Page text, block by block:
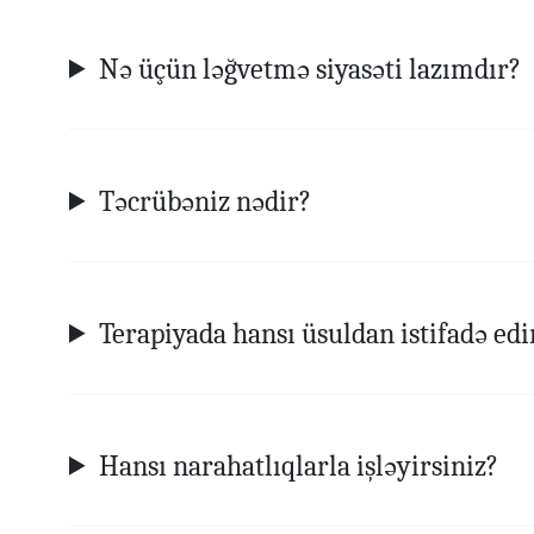
Nə üçün ləğvetmə siyasəti lazımdır?
Təcrübəniz nədir?
Terapiyada hansı üsuldan istifadə
Hansı narahatlıqlarla işləyirsiniz?